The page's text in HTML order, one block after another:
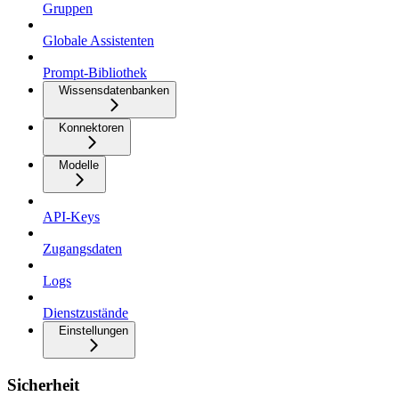
Gruppen
Globale Assistenten
Prompt-Bibliothek
Wissensdatenbanken
Konnektoren
Modelle
API-Keys
Zugangsdaten
Logs
Dienstzustände
Einstellungen
Sicherheit